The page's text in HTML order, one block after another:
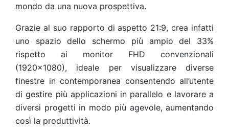
mondo da una nuova prospettiva.
Grazie al suo rapporto di aspetto 21:9, crea infatti
uno spazio dello schermo più ampio del 33%
rispetto ai monitor FHD convenzionali
(1920x1080), ideale per visualizzare diverse
finestre in contemporanea consentendo all’utente
di gestire più applicazioni in parallelo e lavorare a
diversi progetti in modo più agevole, aumentando
così la produttività.